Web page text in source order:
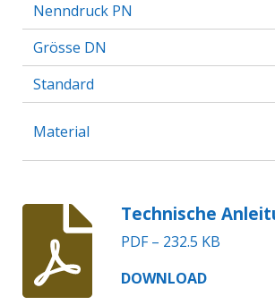
Nenndruck PN
Grösse DN
Standard
Material
Technische
PDF – 232.5 KB
DOWNLOAD